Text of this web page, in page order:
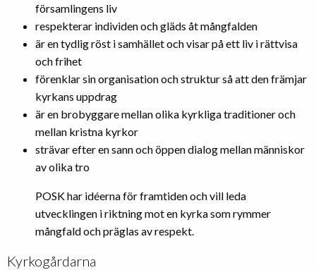
församlingens liv
respekterar individen och gläds åt mångfalden
är en tydlig röst i samhället och visar på ett liv i rättvisa
och frihet
förenklar sin organisation och struktur så att den främjar
kyrkans uppdrag
är en brobyggare mellan olika kyrkliga traditioner och
mellan kristna kyrkor
strävar efter en sann och öppen dialog mellan människor
av olika tro
POSK har idéerna för framtiden och vill leda
utvecklingen i riktning mot en kyrka som rymmer
mångfald och präglas av respekt.
Kyrkogårdarna